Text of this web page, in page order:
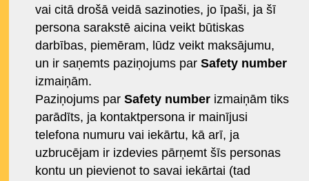
vai citā drošā veidā sazinoties, jo īpaši, ja šī
persona sarakstē aicina veikt būtiskas
darbības, piemēram, lūdz veikt maksājumu,
un ir saņemts paziņojums par Safety number
izmaiņām.
Paziņojums par Safety numberizmaiņām tiks
parādīts, ja kontaktpersona ir mainījusi
telefona numuru vai iekārtu, kā arī, ja
uzbrucējam ir izdevies pārņemt šīs personas
kontu un pievienot to savai iekārtai (tad